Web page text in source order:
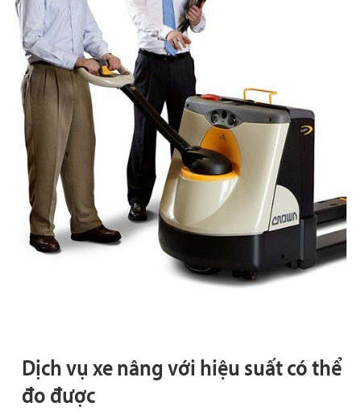
Dịch vụ xe nâng với hiệu suất có thể
đo được